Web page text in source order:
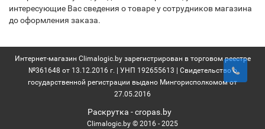
интересующие Вас сведения о товаре у сотрудников магазина
до оформления заказа.
Интернет-магазин Climalogic.by зарегистрирован в торговом реестре
№361648 от 13.12.2016 г. | УНП 192655613 | Свидетельство о
государственной регистрации выдано Мингорисполкомом от
27.05.2016
Раскрутка -cropas.by
Climalogic.by © 2016 - 2025